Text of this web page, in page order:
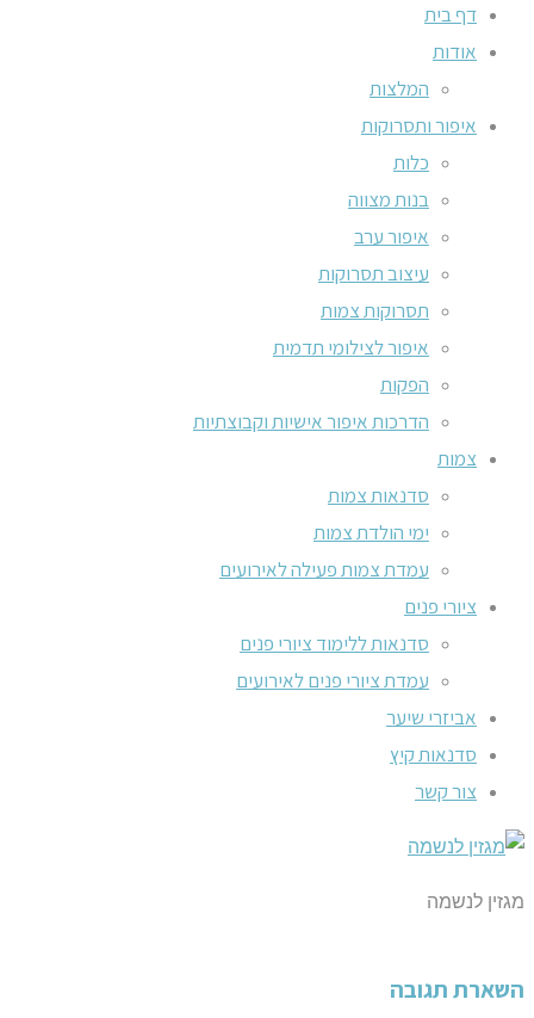
דף בית
אודות
המלצות
איפור ותסרוקות
כלות
בנות מצווה
איפור ערב
עיצוב תסרוקות
תסרוקות צמות
איפור לצילומי תדמית
הפקות
הדרכות איפור אישיות וקבוצתיות
צמות
סדנאות צמות
ימי הולדת צמות
עמדת צמות פעילה לאירועים
ציורי פנים
סדנאות ללימוד ציורי פנים
עמדת ציורי פנים לאירועים
אביזרי שיער
סדנאות קיץ
צור קשר
מגזין לנשמה
השארת תגובה